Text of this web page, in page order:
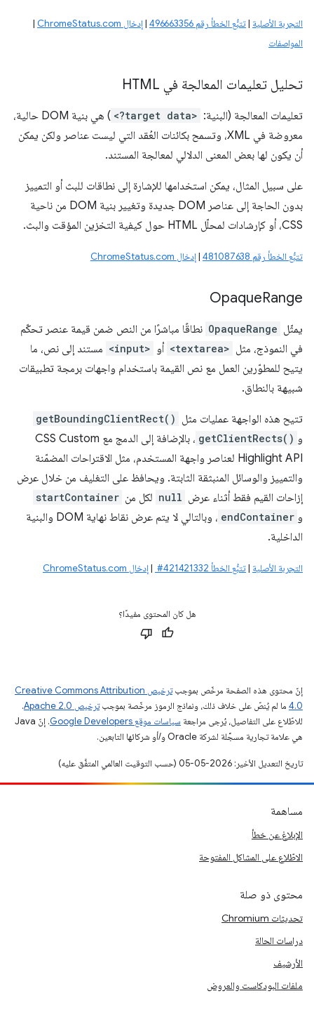
التجربة الأصلية |تتبُّع الخطأ رقم ‎496663356 |إدخال ChromeStatus.com
|
المواصفات
تحليل تعليمات المعالجة في HTML
تعليمات المعالجة (البنية: <?target data>
) هي بنية DOM حالية،
معروضة في XML، وتسمح بكائنات العُقد التي ليست عناصر ولكن يمكن
أن يكون لها بعض المعنى الدلالي لمعالجة المستند.
على سبيل المثال، يمكن استخدامها للإشارة إلى نطاقات للبث أو التمييز
بدون الحاجة إلى عناصر DOM جديدة وتغيير بنية DOM من ناحية
CSS، أو كإرشادات لمحلّل HTML حول كيفية التخزين المؤقت والبث.
تتبُّع الخطأ رقم 481087638 |إدخال ChromeStatus.com
OpaqueRange
يمثّل OpaqueRange نطاقًا مباشرًا من النص ضمن قيمة عنصر تحكّم
في النموذج، مثل <textarea> أو <input> مستند إلى نص، ما
يتيح للمطوّرين العمل مع نص القيمة باستخدام واجهات برمجة تطبيقات
شبيهة بالنطاق.
تتيح هذه الواجهة عمليات مثل getBoundingClientRect()
و getClientRects()
، بالإضافة إلى الدمج مع CSS Custom
Highlight API لعناصر واجهة المستخدم، مثل الاقتراحات المضمّنة
والتمييز والوسائل المنبثقة الثابتة. ويحافظ على التغليف من خلال عرض
إزاحات القيم فقط أثناء عرض null لكل من startContainer
و endContainer
، وبالتالي لا يتم عرض نقاط نهاية DOM والبنية
الداخلية.
التجربة الأصلية |تتبُّع الخطأ ‎ #421421332 |إدخال ChromeStatus.com
هل كان المحتوى مفيدًا؟
إنّ محتوى هذه الصفحة مرخّص بموجب
ترخيص Creative Commons Attribution
4.0‏ ما لم يُنصّ على خلاف ذلك، ونماذج الرموز مرخّصة بموجبترخيص Apache 2.0‏
.
للاطّلاع على التفاصيل، يُرجى مراجعة سياسات موقع Google Developers‏
. إنّ Java
هي علامة تجارية مسجَّلة لشركة Oracle و/أو شركائها التابعين.
تاريخ التعديل الأخير: 2026-05-05 (حسب التوقيت العالمي المتفَّق عليه)
مساهمة
الإبلاغ عن خطأ
الاطّلاع على المشاكل المفتوحة
محتوى ذو صلة
تحديثات Chromium
دراسات الحالة
الأرشيف
ملفات البودكاست والعروض